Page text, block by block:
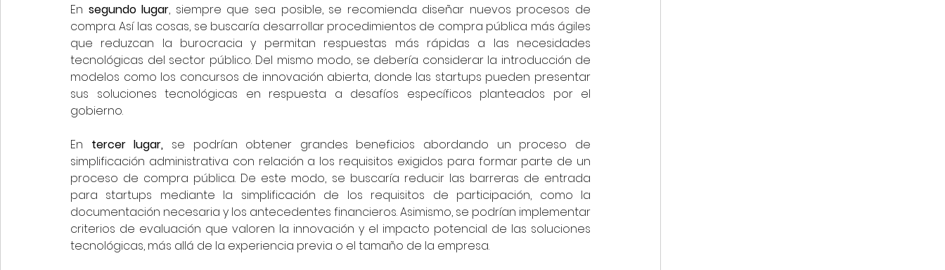
En segundo lugar, siempre que sea posible, se recomienda diseñar nuevos procesos de
compra. Así las cosas, se buscaría desarrollar procedimientos de compra pública más ágiles
que reduzcan la burocracia y permitan respuestas más rápidas a las necesidades
tecnológicas del sector público. Del mismo modo, se debería considerar la introducción de
modelos como los concursos de innovación abierta, donde las startups pueden presentar
sus soluciones tecnológicas en respuesta a desafíos específicos planteados por el
gobierno.
En tercer lugar, se podrían obtener grandes beneficios abordando un proceso de
simplificación administrativa con relación a los requisitos exigidos para formar parte de un
proceso de compra pública. De este modo, se buscaría reducir las barreras de entrada
para startups mediante la simplificación de los requisitos de participación, como la
documentación necesaria y los antecedentes financieros. Asimismo, se podrían implementar
criterios de evaluación que valoren la innovación y el impacto potencial de las soluciones
tecnológicas, más allá de la experiencia previa o el tamaño de la empresa.